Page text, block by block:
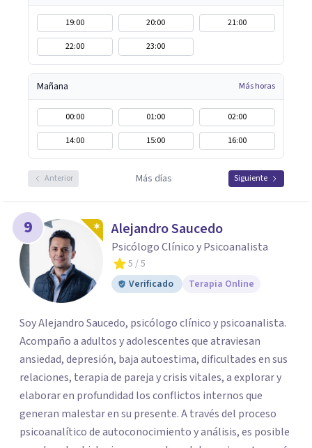
19:00 20:00
21:00
22:00
23:00
Mañana Más horas
00:00 01:00
02:00
14:00
15:00 16:00
Anterior Más días Siguiente
9 Alejandro Saucedo
Psicólogo Clínico y Psicoanalista
5 / 5
Verificado
Terapia Online
Soy Alejandro Saucedo, psicólogo clínico y psicoanalista.
Acompaño a adultos y adolescentes que atraviesan
ansiedad, depresión, baja autoestima, dificultades en sus
relaciones, terapia de pareja y crisis vitales, a explorar y
elaborar en profundidad los conflictos internos que
generan malestar en su presente. A través del proceso
psicoanalítico de autoconocimiento y análisis, es posible